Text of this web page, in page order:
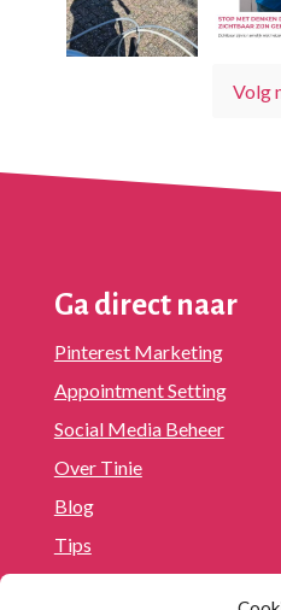
Volg
Ga direct naar
Pinterest Marketing
Appointment Setting
Social Media Beheer
Over Tinie
Blog
Tips